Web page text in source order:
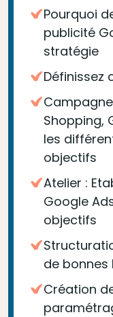
Pourquoi
publicité
stratégie
Définissez
Shopping,
les
objectifs
Atelier :
Google
objectifs
de bonnes
Création